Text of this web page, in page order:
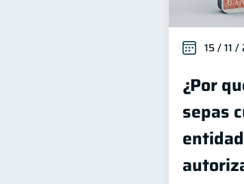
15 / 11 /
¿Por
sepas